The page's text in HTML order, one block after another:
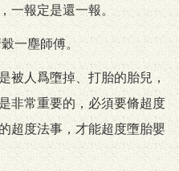
一報定是還一報。
一塵師傅。
被人爲墮掉、打胎的胎兒，
非常重要的，必須要脩超度
超度法事，才能超度墮胎嬰